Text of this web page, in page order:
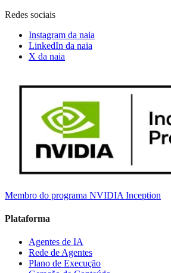
Redes sociais
Instagram da naia
LinkedIn da naia
X da naia
Membro do programa NVIDIA Inception
Plataforma
Agentes de IA
Rede de Agentes
Plano de Execução